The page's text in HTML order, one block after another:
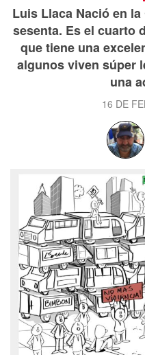
Luis Llaca Nació en
sesenta. Es el cuarto
que tiene una
algunos viven súper
una
16 DE